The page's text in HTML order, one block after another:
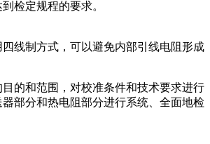
检定规程的要求。
线制方式，可以避免内部引线电阻形成
的和范围，对校准条件和技术要求进行
部分和热电阻部分进行系统、全面地检